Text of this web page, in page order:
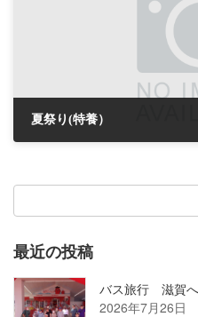
夏祭り(特養）
最近の投稿
バス旅行 滋賀
2026年7月26日